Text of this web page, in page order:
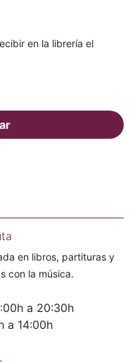
en la librería el
en libros, partituras y
con la música.
a 20:30h
a 14:00h